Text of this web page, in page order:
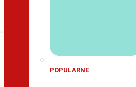
POPULARNE